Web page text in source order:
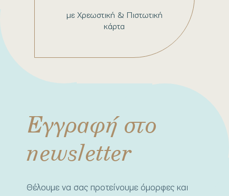
με Χρεωστική & Πιστωτική
κάρτα
Εγγραφή στο
newsletter
Θέλουμε να σας προτείνουμε όμορφες και